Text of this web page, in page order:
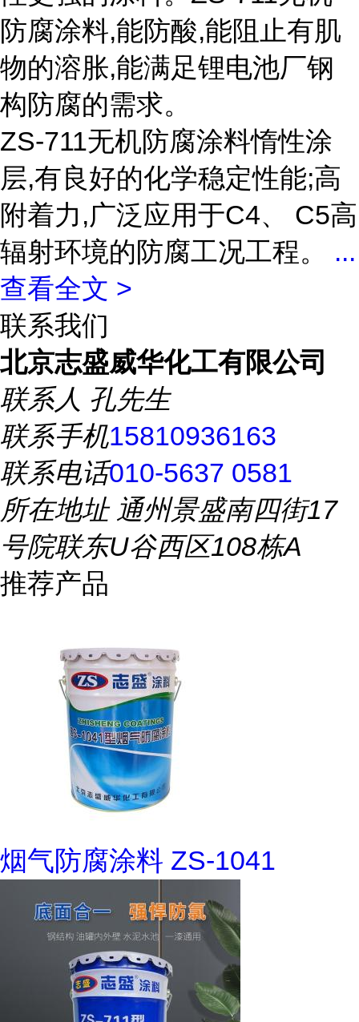
防腐涂料,能防酸,能阻止有肌
物的溶胀,能满足锂电池厂钢
构防腐的需求。
ZS-711无机防腐涂料惰性涂
层,有良好的化学稳定性能;高
附着力,广泛应用于C4、 C5高
辐射环境的防腐工况工程。 ...
查看全文 >
联系我们
北京志盛威华化工有限公司
联系人 孔先生
联系手机15810936163
联系电话010-5637 0581
所在地址通州景盛南四街17
号院联东U谷西区108栋A
推荐产品
烟气防腐涂料 ZS-1041